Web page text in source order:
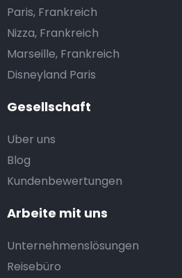
Gesellschaft
Uber uns
Blog
Kundenbewertungen
Arbeite mit uns
Unternehmenslösungen
Reisebüro
Paris, Frankreich
Nizza, Frankreich
Marseille, Frankreich
Disneyland Paris